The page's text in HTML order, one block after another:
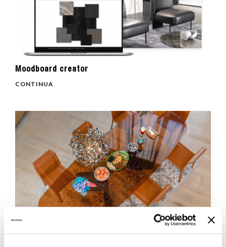
Moodboard creator
CONTINUA
Inaugurazione del nuovo punto vendita